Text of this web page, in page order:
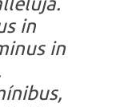
in
in